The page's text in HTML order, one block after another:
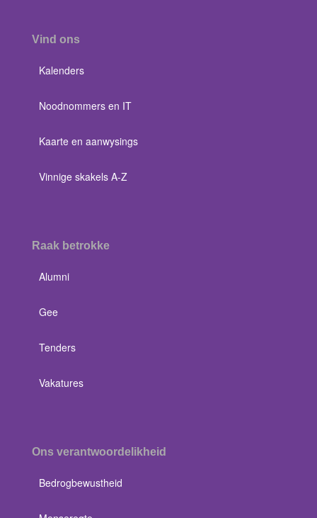
Vind ons
Kalenders
Noodnommers en IT
Kaarte en aanwysings
Vinnige skakels A-Z
Raak betrokke
Alumni
Gee
Tenders
Vakatures
Ons verantwoordelikheid
Bedrogbewustheid